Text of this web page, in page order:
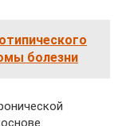
болезни